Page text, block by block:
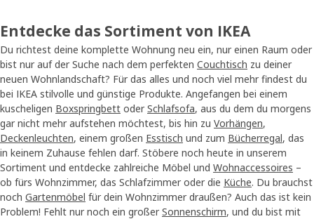
Entdecke das Sortiment von IKEA
Du richtest deine komplette Wohnung neu ein, nur einen Raum oder
bist nur auf der Suche nach dem perfekten Couchtisch zu deiner
neuen Wohnlandschaft? Für das alles und noch viel mehr findest du
bei IKEA stilvolle und günstige Produkte. Angefangen bei einem
kuscheligen Boxspringbett oder Schlafsofa, aus du dem du morgens
gar nicht mehr aufstehen möchtest, bis hin zu Vorhängen,
Deckenleuchten, einem großen Esstisch und zum Bücherregal, das
in keinem Zuhause fehlen darf. Stöbere noch heute in unserem
Sortiment und entdecke zahlreiche Möbel und Wohnaccessoires –
ob fürs Wohnzimmer, das Schlafzimmer oder die Küche. Du brauchst
noch Gartenmöbel für dein Wohnzimmer draußen? Auch das ist kein
Problem! Fehlt nur noch ein großer Sonnenschirm, und du bist mit